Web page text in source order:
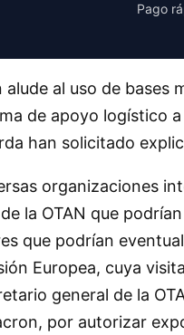
Pago
al uso de bases
de apoyo logístico
han solicitado
organizaciones
la OTAN que
que podrían
Europea, cuya
general de la
por autorizar